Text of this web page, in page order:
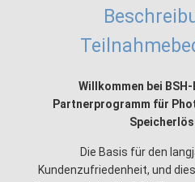
Willkommen bei
Partnerprogramm für
Die Basis für den
Kundenzufriedenheit, und